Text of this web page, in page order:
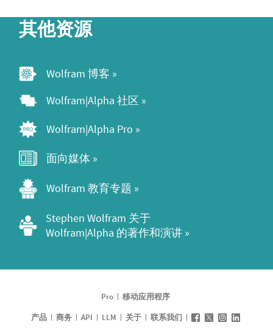
其他资源
Wolfram 博客 »
Wolfram|Alpha 社区 »
Wolfram|Alpha Pro »
面向媒体 »
Wolfram 教育专题 »
Stephen Wolfram 关于
Wolfram|Alpha 的著作和演讲 »
Pro
移动应用程序
产品
商务 API LLM 关于 联系我们